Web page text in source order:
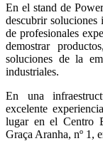
En el stand de
descubrir soluciones
de profesionales
demostrar
soluciones de la
industriales.
En una
excelente
lugar en el Centro
Graça Aranha, nº 1,